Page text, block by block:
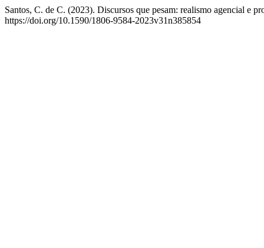
Santos, C. de C. (2023). Discursos que pesam: realismo agencial e
https://doi.org/10.1590/1806-9584-2023v31n385854